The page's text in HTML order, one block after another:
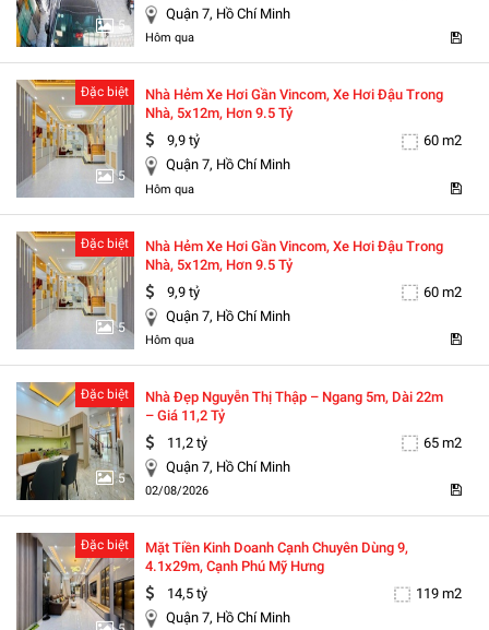
5
Quận 7, Hồ Chí Minh
Hôm qua
5
Đặc biệt
Nhà Hẻm Xe Hơi Gần Vincom, Xe Hơi Đậu Trong
Nhà, 5x12m, Hơn 9.5 Tỷ
9,9 tỷ
60 m2
Quận 7, Hồ Chí Minh
Hôm qua
5
Đặc biệt
Nhà Hẻm Xe Hơi Gần Vincom, Xe Hơi Đậu Trong
Nhà, 5x12m, Hơn 9.5 Tỷ
9,9 tỷ
60 m2
Quận 7, Hồ Chí Minh
Hôm qua
5
Đặc biệt
Nhà Đẹp Nguyễn Thị Thập – Ngang 5m, Dài 22m
– Giá 11,2 Tỷ
11,2 tỷ
65 m2
Quận 7, Hồ Chí Minh
02/08/2026
Đặc biệt
Mặt Tiền Kinh Doanh Cạnh Chuyên Dùng 9,
4.1x29m, Cạnh Phú Mỹ Hưng
14,5 tỷ
119 m2
Quận 7, Hồ Chí Minh